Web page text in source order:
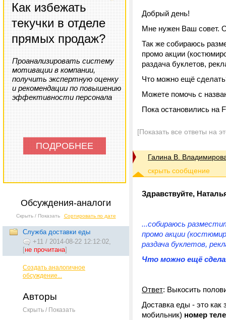
Как избежать
текучки в отделе
прямых продаж?
Проанализировать систему
мотивации в компании,
получить экспертную оценку
и рекомендации по повышению
эффективности персонала
ПОДРОБНЕЕ
Обсуждения-аналоги
Скрыть / Показать Сортировать по дате
Служба доставки еды
+11 / 2014-08-22 12:12:02,
[не прочитана]
Создать аналогичное
обсуждение...
Авторы
Скрыть / Показать
Добрый день!
Мне нужен Ваш совет.
Так же собираюсь
промо акции
раздача буклетов,
Что можно ещё
Можете помочь с
Пока остановились на
[Показать все ответы на
Галина В.
Здравствуйте,
...собираюсь
промо акции
раздача буклетов,
Что можно ещё
Ответ: Выкосить
Доставка еды - это как
мобильник) номер